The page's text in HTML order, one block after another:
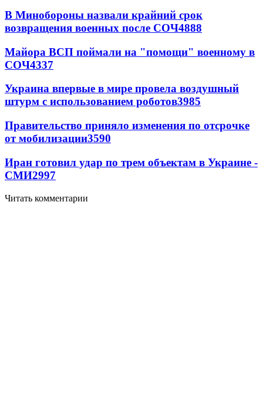
В Минобороны назвали крайний срок
возвращения военных после СОЧ4888
Майора ВСП поймали на "помощи" военному в
СОЧ4337
Украина впервые в мире провела воздушный
штурм с использованием роботов3985
Правительство приняло изменения по отсрочке
от мобилизации3590
Иран готовил удар по трем объектам в Украине -
СМИ2997
Читать комментарии